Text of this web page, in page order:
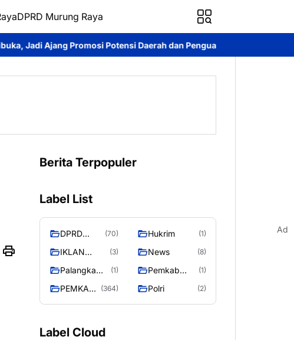
DPRD Murung Raya
Daerah dan Penguatan Ekonomi Lokal Kontingen Pramuka
Berita Terpopuler
Label List
DPRD
RAYA
(70) Hukrim (1)
IKLAN
MURA
(3) News (8)
Palangka
(1)
Pemkab
(1)
PEMKAB
(364) Polri (2)
Label Cloud
Ad